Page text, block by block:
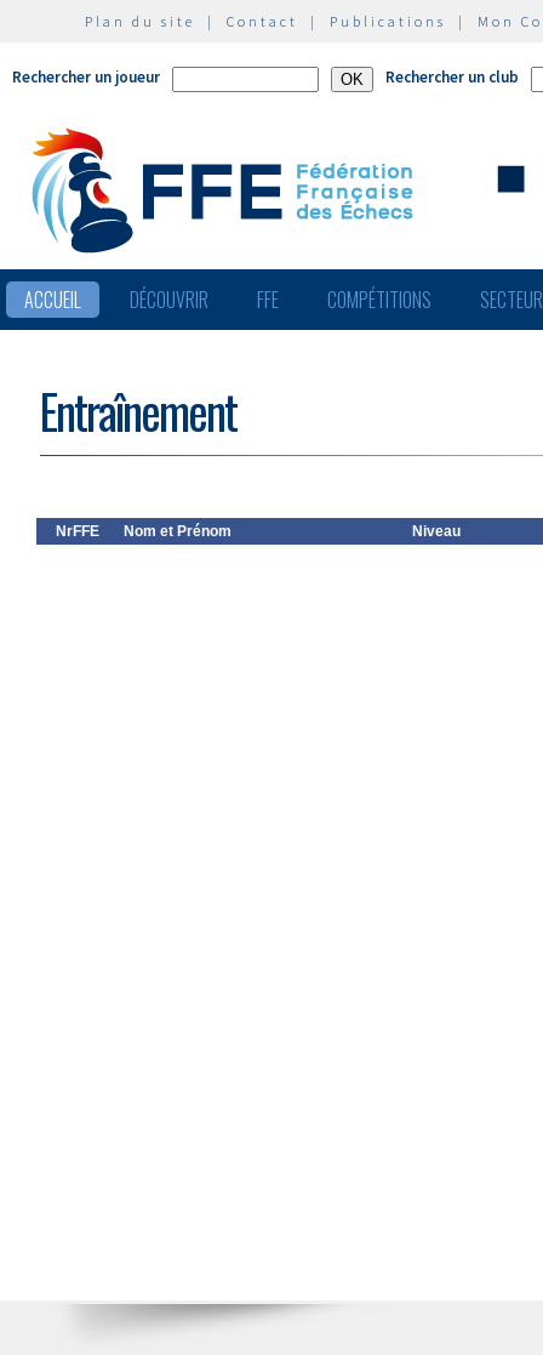
Plan du site | Contact | Publications | Mon
Rechercher un joueur Rechercher un club
ACCUEIL DÉCOUVRIR FFE COMPÉTITIONS
Entraînement
NrFFE Nom et Prénom Niveau